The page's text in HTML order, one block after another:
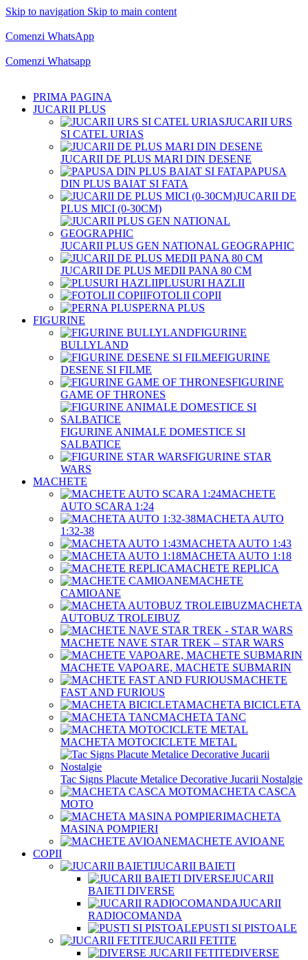
Skip to navigation Skip to main content
Comenzi WhatsApp
Comenzi Whatsapp
PRIMA PAGINA
JUCARII PLUS
JUCARII URS
SI CATEL URIAS
JUCARII DE PLUS MARI DIN DESENE
PAPUSA
DIN PLUS BAIAT SI FATA
JUCARII DE
PLUS MICI (0-30CM)
JUCARII PLUS GEN NATIONAL GEOGRAPHIC
JUCARII DE PLUS MEDII PANA 80 CM
PLUSURI HAZLII
FOTOLII COPII
PERNA PLUS
FIGURINE
FIGURINE
BULLYLAND
FIGURINE
DESENE SI FILME
FIGURINE
GAME OF THRONES
FIGURINE ANIMALE DOMESTICE SI
SALBATICE
FIGURINE STAR
WARS
MACHETE
MACHETE
AUTO SCARA 1:24
MACHETA AUTO
1:32-38
MACHETA AUTO 1:43
MACHETA AUTO 1:18
MACHETE REPLICA
MACHETE
CAMIOANE
MACHETA
AUTOBUZ TROLEIBUZ
MACHETE NAVE STAR TREK – STAR WARS
MACHETE VAPOARE, MACHETE SUBMARIN
MACHETE
FAST AND FURIOUS
MACHETA BICICLETA
MACHETA TANC
MACHETA MOTOCICLETE METAL
Tac Signs Placute Metalice Decorative Jucarii Nostalgie
MACHETA CASCA
MOTO
MACHETA
MASINA POMPIERI
MACHETE AVIOANE
COPII
JUCARII BAIETI
JUCARII
BAIETI DIVERSE
JUCARII
RADIOCOMANDA
PUSTI SI PISTOALE
JUCARII FETITE
DIVERSE